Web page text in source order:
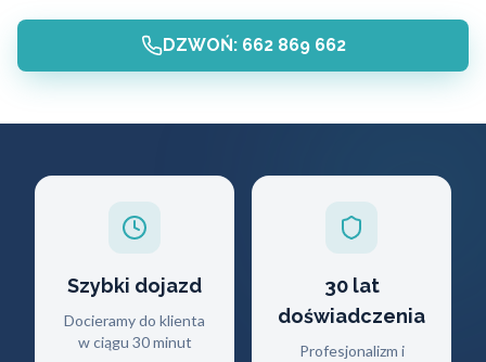
DZWOŃ: 662 869 662
Szybki dojazd
Docieramy do klienta
w ciągu 30 minut
30 lat
doświadczenia
Profesjonalizm i